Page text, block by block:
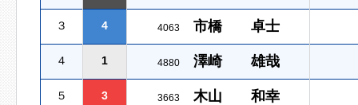
３ 4 4063 市橋 卓士
４ 1 4880 澤崎 雄哉
５ 3 3663 木山 和幸